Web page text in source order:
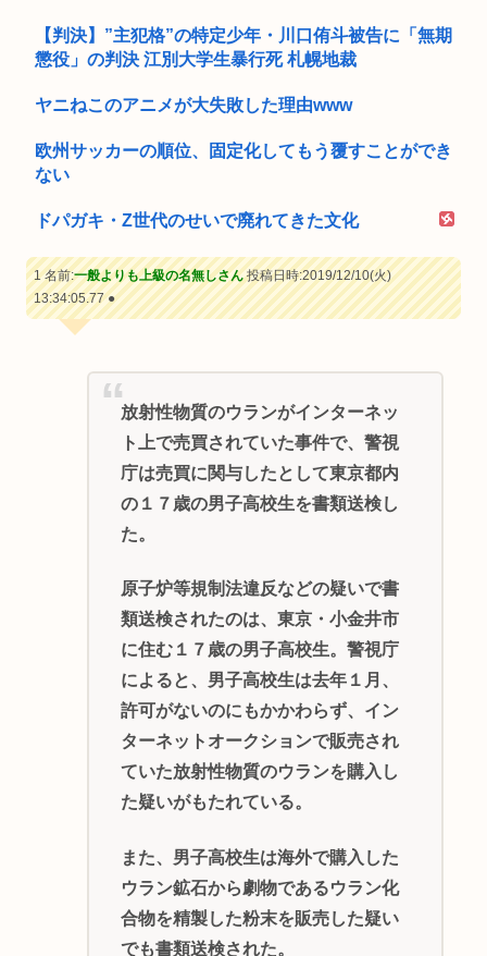
【判決】”主犯格”の特定少年・川口侑斗被告に「無期
懲役」の判決 江別大学生暴行死 札幌地裁
ヤニねこのアニメが大失敗した理由www
欧州サッカーの順位、固定化してもう覆すことができ
ない
ドパガキ・Z世代のせいで廃れてきた文化
1 名前:一般よりも上級の名無しさん投稿日時:2019/12/10(火)
13:34:05.77●
放射性物質のウランがインターネッ
ト上で売買されていた事件で、警視
庁は売買に関与したとして東京都内
の１７歳の男子高校生を書類送検し
た。
原子炉等規制法違反などの疑いで書
類送検されたのは、東京・小金井市
に住む１７歳の男子高校生。警視庁
によると、男子高校生は去年１月、
許可がないのにもかかわらず、イン
ターネットオークションで販売され
ていた放射性物質のウランを購入し
た疑いがもたれている。
また、男子高校生は海外で購入した
ウラン鉱石から劇物であるウラン化
合物を精製した粉末を販売した疑い
でも書類送検された。